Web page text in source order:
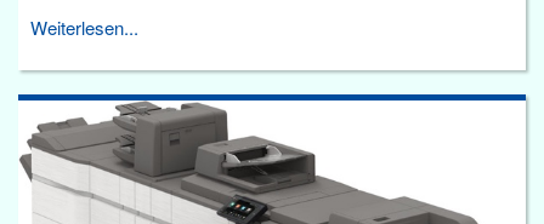
Weiterlesen...